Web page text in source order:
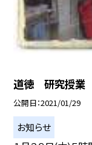
道徳 研究授業
公開日 2021/01/29
お知らせ